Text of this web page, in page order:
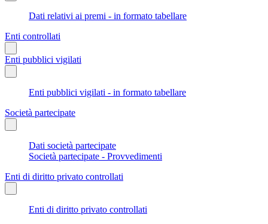
Dati relativi ai premi - in formato tabellare
Enti controllati
Enti pubblici vigilati
Enti pubblici vigilati - in formato tabellare
Società partecipate
Dati società partecipate
Società partecipate - Provvedimenti
Enti di diritto privato controllati
Enti di diritto privato controllati